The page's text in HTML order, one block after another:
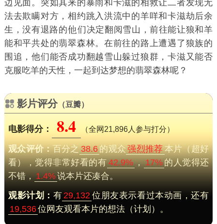
边见面。突如其来的暴雨和卡滋的相救让二者发现无
法去欺瞒对方，相约跳入洪流中的羊咩和卡滋劫后余
生，没有退路的
们决定翻阅雪山，前往能让狼和羊
能和平共处的翡翠森林。在前往的路上遭遇了狼族的
围追，他们能否成功翻越雪山躲过狼群，卡滋又能否
克服吃羊的天性，一起到达梦想的翡翠森林呢？
影片评分（豆瓣）
电影得分： 8.4 （全网21,896人参与打分）
观众评价：百分之38.6的观众强烈推荐本片（超好
看），觉得非常好看的有42.9%，17%的人觉得还
不错，1.4%说本片还凑合。
观影计划： 有 29,132 位朋友表示看过本动画，还有
19,536位网友观看本片的想法（计划）。